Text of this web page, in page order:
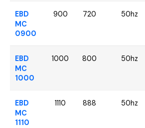
EBD
MC
0900
900 720 50hz
EBD
MC
1000
1000 800 50hz
EBD
MC
1110
1110 888 50hz